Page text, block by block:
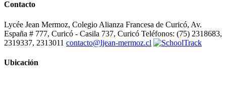
Contacto
Lycée Jean Mermoz, Colegio Alianza Francesa de Curicó, Av.
España # 777, Curicó - Casila 737, Curicó Teléfonos: (75) 2318683,
2319337, 2313011 contacto@ljean-mermoz.cl
Ubicación